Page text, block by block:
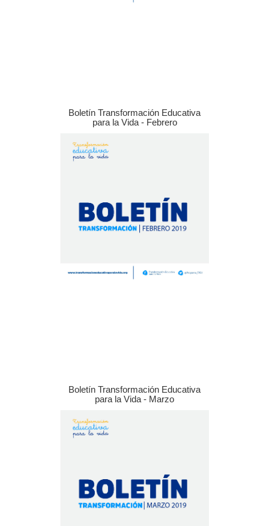
Boletín Transformación Educativa
para la Vida - Febrero
Boletín Transformación Educativa
para la Vida - Marzo